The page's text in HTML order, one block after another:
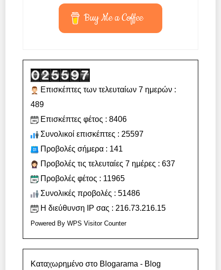
Buy Me a Coffee
Επισκέπτες των τελευταίων 7 ημερών :
489
Επισκέπτες φέτος : 8406
Συνολικοί επισκέπτες : 25597
Προβολές σήμερα : 141
Προβολές τις τελευταίες 7 ημέρες : 637
Προβολές φέτος : 11965
Συνολικές προβολές : 51486
Η διεύθυνση IP σας : 216.73.216.15
Powered ByWPS Visitor Counter
Καταχωρημένο στο Blogarama - Blog